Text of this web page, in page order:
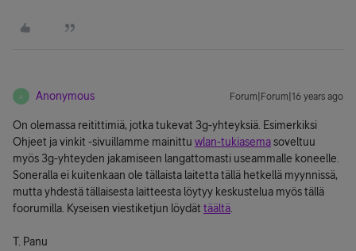
A Anonymous Forum|Forum|16 years ago
On olemassa reitittimiä, jotka tukevat 3g-yhteyksiä. Esimerkiksi
Ohjeet ja vinkit -sivuillamme mainittu wlan-tukiasemasoveltuu
myös 3g-yhteyden jakamiseen langattomasti useammalle koneelle.
Soneralla ei kuitenkaan ole tällaista laitetta tällä hetkellä myynnissä,
mutta yhdestä tällaisesta laitteesta löytyy keskustelua myös tällä
foorumilla. Kyseisen viestiketjun löydät täältä
T. Panu